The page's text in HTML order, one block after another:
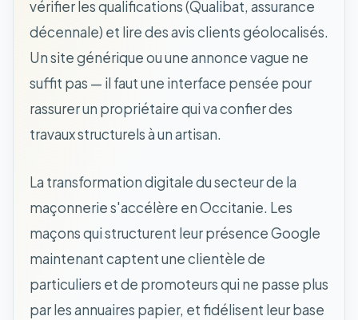
vérifier les qualifications (Qualibat, assurance
décennale) et lire des avis clients géolocalisés.
Un site générique ou une annonce vague ne
suffit pas — il faut une interface pensée pour
rassurer un propriétaire qui va confier des
travaux structurels à un artisan.
La transformation digitale du secteur de la
maçonnerie s'accélère en Occitanie. Les
maçons qui structurent leur présence Google
maintenant captent une clientèle de
particuliers et de promoteurs qui ne passe plus
par les annuaires papier, et fidélisent leur base